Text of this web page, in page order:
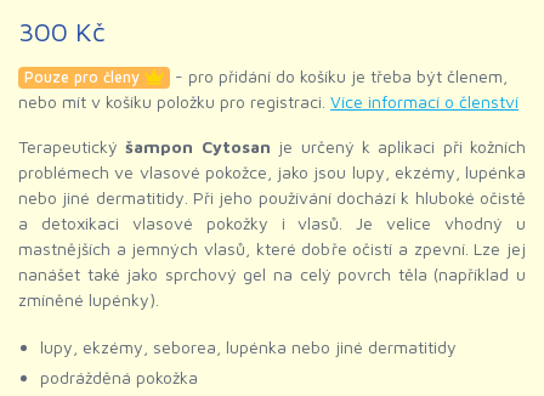
300 Kč
Pouze pro členy
- pro přidání do košíku je třeba být členem,
nebo mít v košíku položku pro registraci. Více informací o členství
Terapeutickýšampon Cytosan je určený k aplikaci při kožních
problémech ve vlasové pokožce, jako jsou lupy, ekzémy, lupénka
nebo jiné dermatitidy. Při jeho používání dochází k hluboké očistě
a detoxikaci vlasové pokožky i vlasů. Je velice vhodný u
mastnějších a jemných vlasů, které dobře očistí a zpevní. Lze jej
nanášet také jako sprchový gel na celý povrch těla (například u
zmíněné lupénky).
lupy, ekzémy, seborea, lupénka nebo jiné dermatitidy
podrážděná pokožka